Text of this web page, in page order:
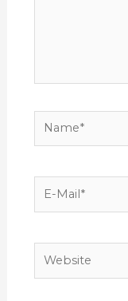
Name*
E-
Website